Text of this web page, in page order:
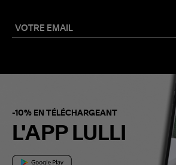
-10% EN TÉLÉCHARGEANT
L'APP LULLI